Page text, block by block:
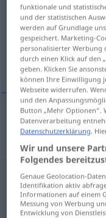
Übersicht aller
(Für mehr Details die
dumm, naiv
dumm,naiv
funktionale und
und der statistischen
werden auf Grundlage
gespeichert. Marketing-
personalisierter Werbung
durch einen Klick auf den
geben. Klicken Sie
können Ihre Einwilligung
Webseite widerrufen.
und den
Button „Mehr Optionen“.
Datenverarbeitung
Datenschutzerklärung.
Wir und unsere
Folgendes
Genaue Geolocation-
Identifikation aktiv
Informationen auf einem
Messung von Werbung
Entwicklung von